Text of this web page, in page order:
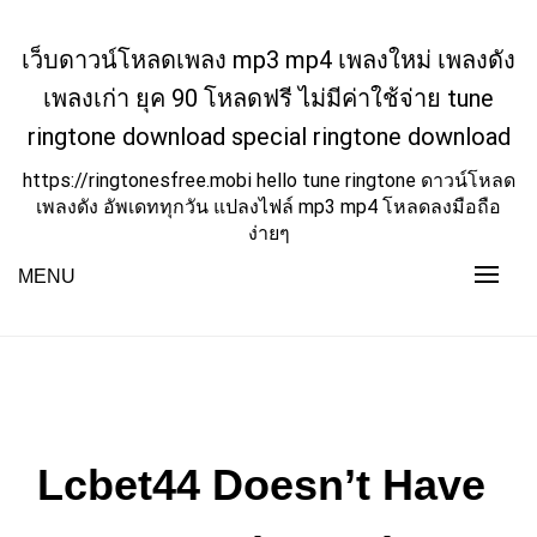
content
เว็บดาวน์โหลดเพลง mp3 mp4 เพลงใหม่ เพลงดัง
เพลงเก่า ยุค 90 โหลดฟรี ไม่มีค่าใช้จ่าย tune
ringtone download special ringtone download
https://ringtonesfree.mobi hello tune ringtone ดาวน์โหลด
เพลงดัง อัพเดททุกวัน แปลงไฟล์ mp3 mp4 โหลดลงมือถือ
ง่ายๆ
MENU
Lcbet44 Doesn’t Have